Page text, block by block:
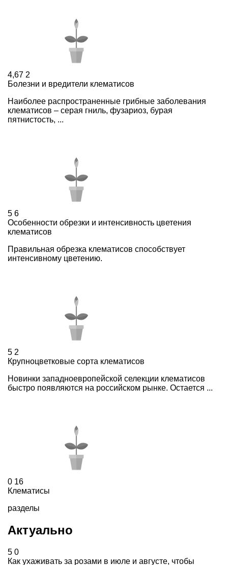
4,67 2
Болезни и вредители клематисов
Наиболее распространенные грибные заболевания
клематисов – серая гниль, фузариоз, бурая
пятнистость, ...
5 6
Особенности обрезки и интенсивность цветения
клематисов
Правильная обрезка клематисов способствует
интенсивному цветению.
5 2
Крупноцветковые сорта клематисов
Новинки западноевропейской селекции клематисов
быстро появляются на российском рынке. Остается ...
0 16
Клематисы
разделы
Актуально
5 0
Как ухаживать за розами в июле и августе, чтобы